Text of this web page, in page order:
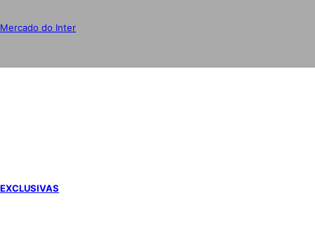
Mercado do Inter
EXCLUSIVAS